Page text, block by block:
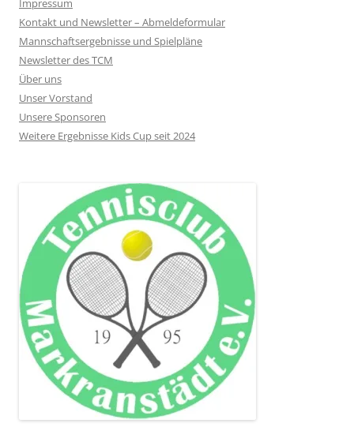
Impressum
Kontakt und Newsletter – Abmeldeformular
Mannschaftsergebnisse und Spielpläne
Newsletter des TCM
Über uns
Unser Vorstand
Unsere Sponsoren
Weitere Ergebnisse Kids Cup seit 2024